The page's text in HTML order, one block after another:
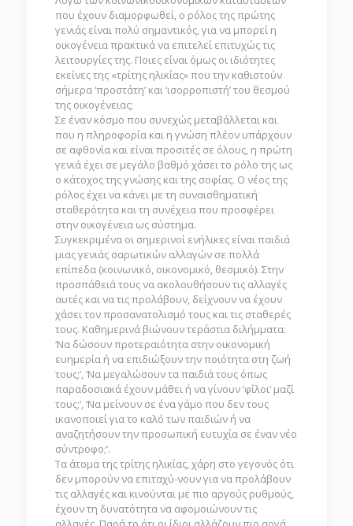
που έχουν διαμορφωθεί, ο ρόλος της πρώτης
γενιάς είναι πολύ σημαντικός, για να μπορεί η
οικογένεια πρακτικά να επιτελεί επιτυχώς τις
λειτουργίες της. Ποιες είναι όμως οι ιδιότητες
εκείνες της «τρίτης ηλικίας» που την καθιστούν
σήμερα ‘προστάτη’ και ‘ισορροπιστή’ του θεσμού
της οικογένειας;
Σε έναν κόσμο που συνεχώς μεταβάλλεται και
που η πληροφορία και η γνώση πλέον υπάρχουν
σε αφθονία και είναι προσιτές σε όλους, η πρώτη
γενιά έχει σε μεγάλο βαθμό χάσει το ρόλο της ως
ο κάτοχος της γνώσης και της σοφίας. Ο νέος της
ρόλος έχει να κάνει με τη συναισθηματική
σταθερότητα και τη συνέχεια που προσφέρει
στην οικογένεια ως σύστημα.
Συγκεκριμένα οι σημερινοί ενήλικες είναι παιδιά
μιας γενιάς σαρωτικών αλλαγών σε πολλά
επίπεδα (κοινωνικό, οικονομικό, θεσμικό). Στην
προσπάθειά τους να ακολουθήσουν τις αλλαγές
αυτές και να τις προλάβουν, δείχνουν να έχουν
χάσει τον προσανατολισμό τους και τις σταθερές
τους. Καθημερινά βιώνουν τεράστια διλήμματα:
‘Να δώσουν προτεραιότητα στην οικονομική
ευημερία ή να επιδιώξουν την ποιότητα στη ζωή
τους;’, ‘Να μεγαλώσουν τα παιδιά τους όπως
παραδοσιακά έχουν μάθει ή να γίνουν ‘φίλοι’ μαζί
τους;’, ‘Να μείνουν σε ένα γάμο που δεν τους
ικανοποιεί για το καλό των παιδιών ή να
αναζητήσουν την προσωπική ευτυχία σε έναν νέο
σύντροφο;’.
Τα άτομα της τρίτης ηλικίας, χάρη στο γεγονός ότι
δεν μπορούν να επιταχύ-νουν για να προλάβουν
τις αλλαγές και κινούνται με πιο αργούς ρυθμούς,
έχουν τη δυνατότητα να αφομοιώνουν τις